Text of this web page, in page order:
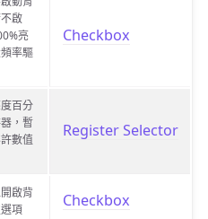
啟
亮
率驅
Checkbox
百分
，暫
數值
Register Selector
啟背
項
Checkbox